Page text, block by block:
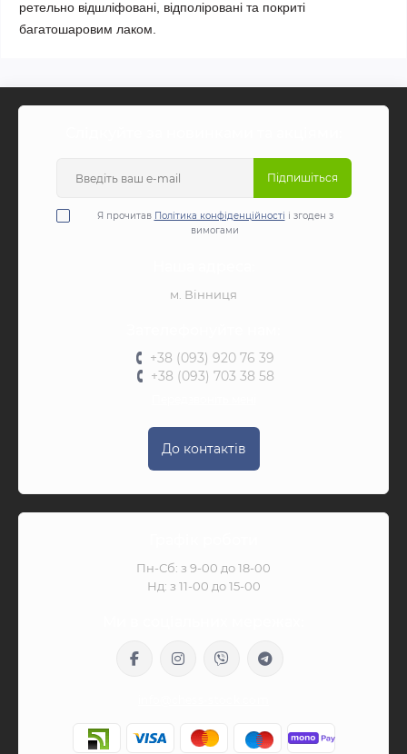
ретельно відшліфовані, відполіровані та покриті
багатошаровим лаком.
Підпишіться
Я прочитав Політика конфіденційності і згоден з
вимогами
м. Вінниця
+38 (093) 920 76 39
+38 (093) 703 38 58
До контактів
Пн-Сб: з 9-00 до 18-00
Нд: з 11-00 до 15-00